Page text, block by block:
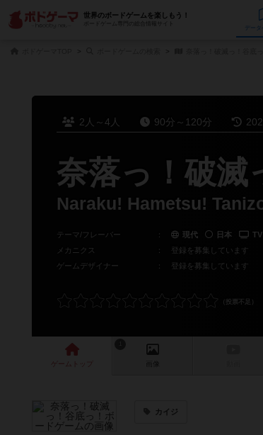
世界のボードゲームを楽しもう！
ボードゲーム専門の総合情報サイト
2人～4人 90分～120分
奈落っ！破滅
Naraku! Hametsu!
テーマ/フレーバー ： 現代 日本
メカニクス
：
登録を募集しています
ゲームデザイナー
： 登録を募集しています
ゲーム 画像
カイジ